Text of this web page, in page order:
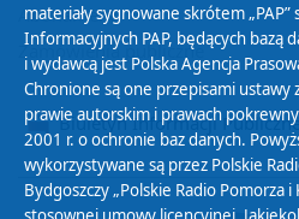
Abonament
Zamówienia publiczne
Biuletyn Informacji
materiały sygnowane skrótem
Informacyjnych PAP, będących bazą
i wydawcą jest Polska Agencja
Chronione są one przepisami ustawy
prawie autorskim i prawach
2001 r. o ochronie baz danych.
wykorzystywane są przez Polskie
Bydgoszczy „Polskie Radio Pomorza